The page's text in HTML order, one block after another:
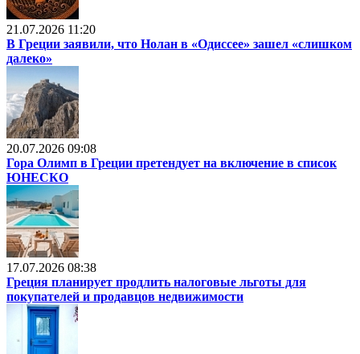
21.07.2026 11:20
В Греции заявили, что Нолан в «Одиссее» зашел «слишком
далеко»
20.07.2026 09:08
Гора Олимп в Греции претендует на включение в список
ЮНЕСКО
17.07.2026 08:38
Греция планирует продлить налоговые льготы для
покупателей и продавцов недвижимости